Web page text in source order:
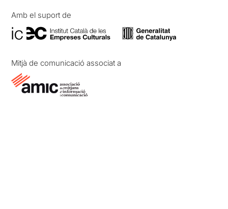
Amb el suport de
Mitjà de comunicació associat a